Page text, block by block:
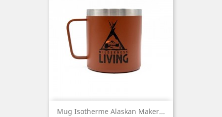
Mug Isotherme Alaskan Maker...